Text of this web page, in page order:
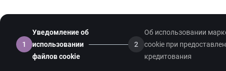
1
Уведомление об
использовании
файлов cookie
2
Об использовании
cookie при
кредитования